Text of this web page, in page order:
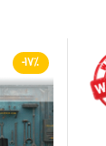
-17%